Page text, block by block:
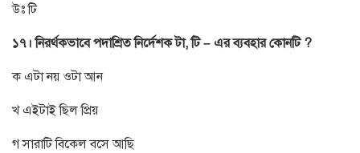
উঃ টি
১৭। নিরর্থকভাবে পদাশ্রিত নির্দেশক টা, টি – এর ব্যবহার কোনটি ?
ক এটা নয় ওটা আন
খ এইটাই ছিল প্রিয়
গ সারাটি বিকেল বসে আছি